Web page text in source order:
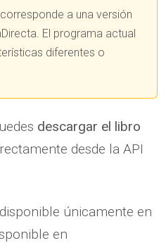
a una versión
El programa actual
diferentes o
descargar el libro
desde la API
únicamente en
en